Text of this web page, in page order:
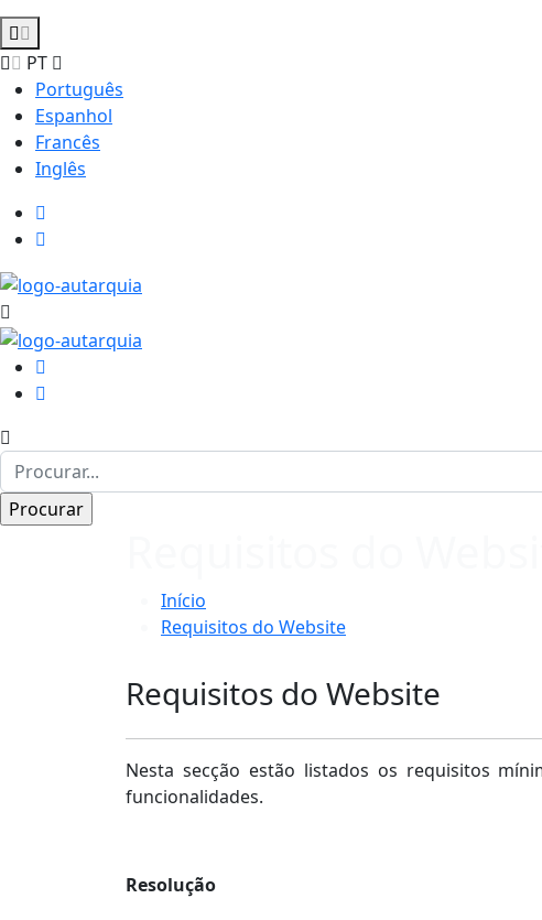
PT
Português
Espanhol
Francês
Inglês
Início
Requisitos do Website
Requisitos do Website
Nesta secção estão listados os requisitos
funcionalidades.
Resolução